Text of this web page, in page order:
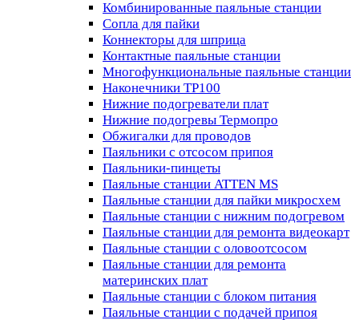
Комбинированные паяльные станции
Сопла для пайки
Коннекторы для шприца
Контактные паяльные станции
Многофункциональные паяльные станции
Наконечники TP100
Нижние подогреватели плат
Нижние подогревы Термопро
Обжигалки для проводов
Паяльники с отсосом припоя
Паяльники-пинцеты
Паяльные станции ATTEN MS
Паяльные станции для пайки микросхем
Паяльные станции с нижним подогревом
Паяльные станции для ремонта видеокарт
Паяльные станции с оловоотсосом
Паяльные станции для ремонта
материнских плат
Паяльные станции с блоком питания
Паяльные станции с подачей припоя